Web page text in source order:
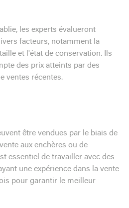
les experts évalueront
facteurs, notamment la
et l'état de conservation. Ils
des prix atteints par des
ventes récentes.
être vendues par le biais de
aux enchères ou de
essentiel de travailler avec des
une expérience dans la vente
pour garantir le meilleur